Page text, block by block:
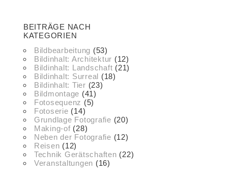
BEITRÄGE NACH
KATEGORIEN
Bildbearbeitung (53)
Bildinhalt: Architektur (12)
Bildinhalt: Landschaft (21)
Bildinhalt: Surreal (18)
Bildinhalt: Tier (23)
Bildmontage (41)
Fotosequenz (5)
Fotoserie (14)
Grundlage Fotografie (20)
Making-of (28)
Neben der Fotografie (12)
Reisen (12)
Technik Gerätschaften (22)
Veranstaltungen (16)